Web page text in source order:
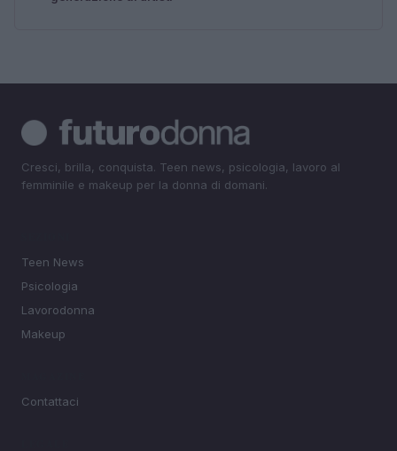
Cresci, brilla, conquista. Teen news, psicologia, lavoro al
femminile e makeup per la donna di domani.
Teen News
Psicologia
Lavorodonna
Makeup
Contattaci